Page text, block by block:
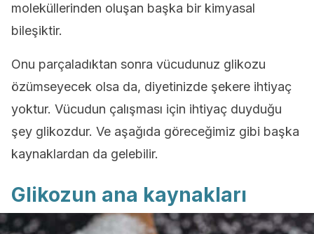
moleküllerinden oluşan başka bir kimyasal
bileşiktir.
Onu parçaladıktan sonra vücudunuz glikozu
özümseyecek olsa da, diyetinizde şekere ihtiyaç
yoktur. Vücudun çalışması için ihtiyaç duyduğu
şey glikozdur. Ve aşağıda göreceğimiz gibi başka
kaynaklardan da gelebilir.
Glikozun ana kaynakları